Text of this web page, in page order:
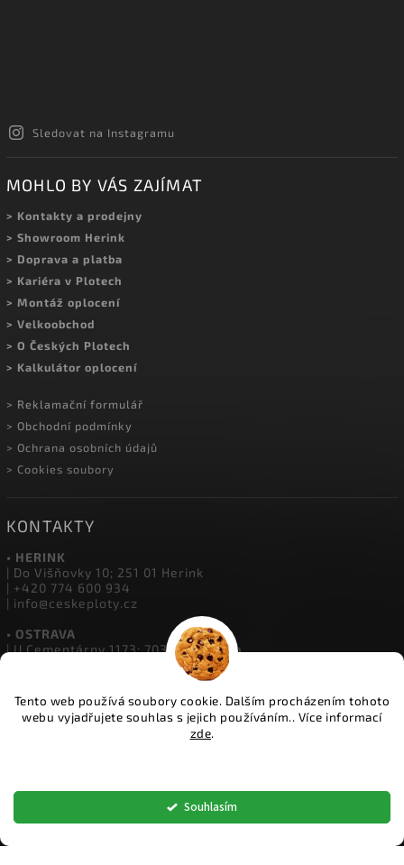
Tento web používá soubory cookie. Dalším procházením tohoto
webu vyjadřujete souhlas s jejich používáním.. Více informací
zde.
Souhlasím
Sledovat na Instagramu
MOHLO BY VÁS ZAJÍMAT
> Kontakty a prodejny
> Showroom Herink
> Doprava a platba
> Kariéra v Plotech
> Montáž oplocení
> Velkoobchod
> O Českých Plotech
> Kalkulátor oplocení
> Reklamační formulář
> Obchodní podmínky
> Ochrana osobních údajů
> Cookies soubory
KONTAKTY
• HERINK
| Do Višňovky 10; 251 01 Herink
| +420 774 600 934
| info@ceskeploty.cz
• OSTRAVA
| U Cementárny 1173; 703 00 Ostrava
• ŽIDNĚVES
| Židněves 67; 294 06 Židněves
ČESKÉ PLOTY. Všechna práva vyhrazena.